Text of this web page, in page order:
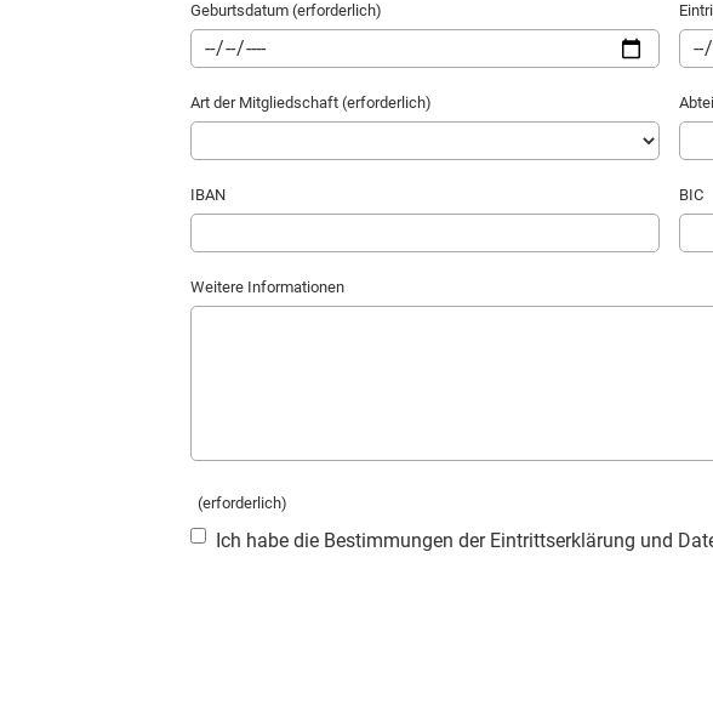
Geburtsdatum (erforderlich)
Art der Mitgliedschaft (erforderlich)
IBAN BIC
Weitere Informationen
(erforderlich)
Ich habe die Bestimmungen der Eintrittserklärung und